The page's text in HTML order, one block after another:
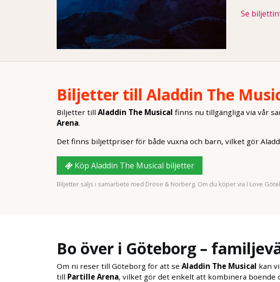
Se
Biljetter till Aladdin The
Biljetter till Aladdin The Musical finns nu tillgängliga via vår
Arena.
Det finns biljettpriser för både vuxna och barn, vilket gör
Köp Aladdin The Musical biljetter
Biljetter säljs i samarbete med Dröse & Norberg. Om du köper via I Love
Bo över i Göteborg –
Om ni reser till Göteborg för att se Aladdin The Musical kan
till Partille Arena, vilket gör det enkelt att kombinera boende